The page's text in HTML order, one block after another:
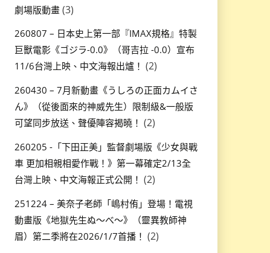
劇場版動畫 (3)
260807 – 日本史上第一部『IMAX規格』特製
巨獸電影《ゴジラ-0.0》（哥吉拉 -0.0）宣布
11/6台灣上映、中文海報出爐！ (2)
260430 – 7月新動畫《うしろの正面カムイさ
ん》（從後面來的神威先生）限制級&一般版
可望同步放送、聲優陣容揭曉！ (2)
260205 -「下田正美」監督劇場版《少女與戰
車 更加相親相愛作戰！》第一幕確定2/13全
台灣上映、中文海報正式公開！ (2)
251224 – 美奈子老師「嶋村侑」登場！電視
動畫版《地獄先生ぬ～べ～》（靈異教師神
眉）第二季將在2026/1/7首播！ (2)